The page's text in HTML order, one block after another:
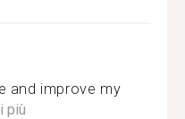
and improve my
più